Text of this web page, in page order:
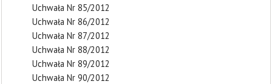
Uchwała Nr 85/2012
Uchwała Nr 86/2012
Uchwała Nr 87/2012
Uchwała Nr 88/2012
Uchwała Nr 89/2012
Uchwała Nr 90/2012